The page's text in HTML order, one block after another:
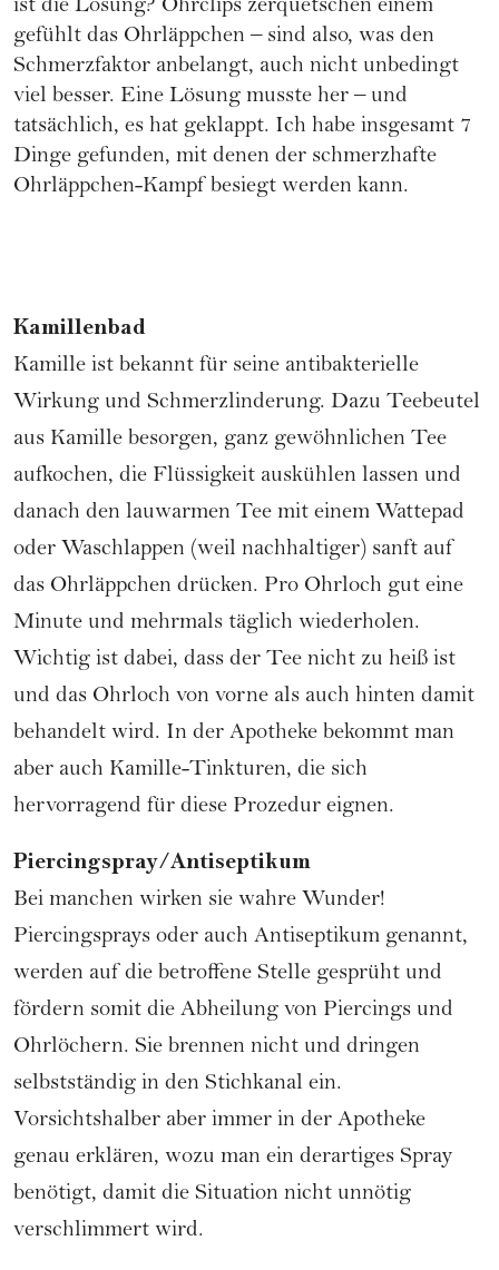
ist die Lösung? Ohrclips zerquetschen einem
gefühlt das Ohrläppchen – sind also, was den
Schmerzfaktor anbelangt, auch nicht unbedingt
viel besser. Eine Lösung musste her – und
tatsächlich, es hat geklappt. Ich habe insgesamt 7
Dinge gefunden, mit denen der schmerzhafte
Ohrläppchen-Kampf besiegt werden kann.
Kamillenbad
Kamille ist bekannt für seine antibakterielle
Wirkung und Schmerzlinderung. Dazu Teebeutel
aus Kamille besorgen, ganz gewöhnlichen Tee
aufkochen, die Flüssigkeit auskühlen lassen und
danach den lauwarmen Tee mit einem Wattepad
oder Waschlappen (weil nachhaltiger) sanft auf
das Ohrläppchen drücken. Pro Ohrloch gut eine
Minute und mehrmals täglich wiederholen.
Wichtig ist dabei, dass der Tee nicht zu heiß ist
und das Ohrloch von vorne als auch hinten damit
behandelt wird. In der Apotheke bekommt man
aber auch Kamille-Tinkturen, die sich
hervorragend für diese Prozedur eignen.
Piercingspray/Antiseptikum
Bei manchen wirken sie wahre Wunder!
Piercingsprays oder auch Antiseptikum genannt,
werden auf die betroffene Stelle gesprüht und
fördern somit die Abheilung von Piercings und
Ohrlöchern. Sie brennen nicht und dringen
selbstständig in den Stichkanal ein.
Vorsichtshalber aber immer in der Apotheke
genau erklären, wozu man ein derartiges Spray
benötigt, damit die Situation nicht unnötig
verschlimmert wird.